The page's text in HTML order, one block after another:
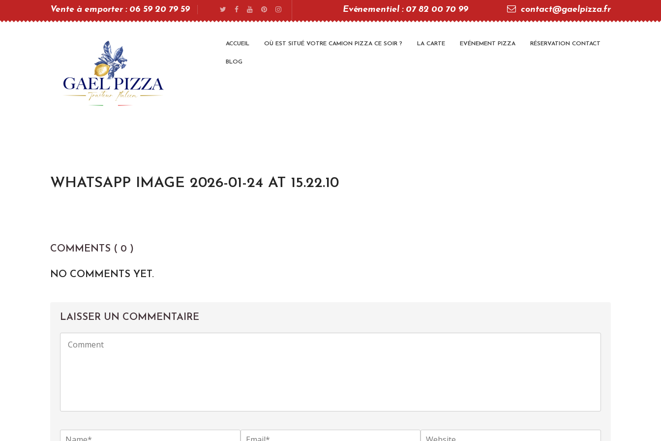
Vente à emporter : 06 59 20 79 59 Evénementiel : 07 82 00 70 99 contact@gaelpizza.fr
ACCUEIL OÙ EST SITUÉ VOTRE CAMION PIZZA CE SOIR ? LA CARTE EVÉNEMENT PIZZA RÉSERVATION CONTACT
BLOG
WHATSAPP IMAGE 2026-01-24 AT 15.22.10
COMMENTS ( 0 )
NO COMMENTS YET.
LAISSER UN COMMENTAIRE